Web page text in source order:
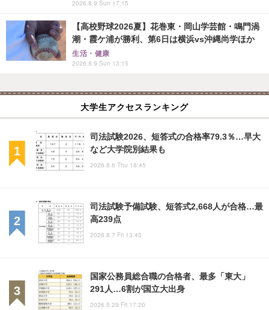
2026.8.9 Sun 17:15
【高校野球2026夏】花巻東・岡山学芸館・鳴門渦
潮・霞ケ浦が勝利、第6日は横浜vs沖縄尚学ほか
生活・健康
2026.8.9 Sun 13:15
大学生アクセスランキング
司法試験2026、短答式の合格率79.3％…早大
など大学院別結果も
2026.8.6 Thu 18:45
司法試験予備試験、短答式2,668人が合格…最
高239点
2026.8.7 Fri 13:45
国家公務員総合職の合格者、最多「東大」
291人…6割が国立大出身
2026.5.29 Fri 17:20